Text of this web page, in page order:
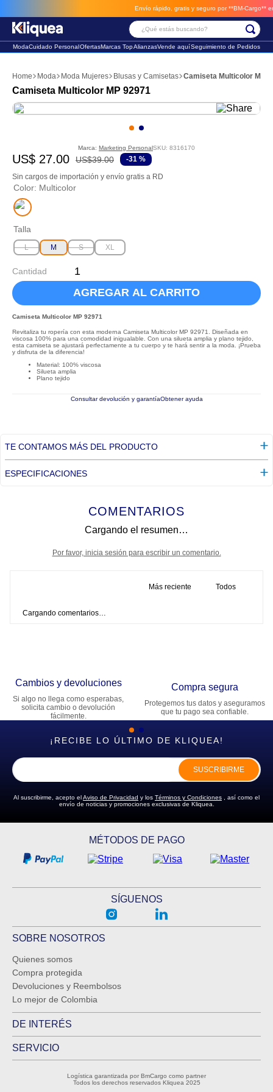
Envío rápido, gratis y seguro por **BM-Cargo**
¿Qué estás buscando?
ModaCuidado PersonalOfertasMarcas TopAlianzasVende aquíSeguimiento de Pedidos
Moda Moda Mujeres Blusas y Camisetas Camiseta Multicolor MP
Camiseta Multicolor MP 92971
Marca: Marketing PersonalSKU: 8316170
US$ 27.00 US$39.00 -31 %
Sin cargos de importación y envío gratis a RD
Color: Multicolor
Talla
L M S XL
Cantidad
AGREGAR AL CARRITO
Camiseta Multicolor MP 92971
Revitaliza tu ropería con esta moderna Camiseta Multicolor MP 92971. Diseñada en
viscosa 100% para una comodidad inigualable. Con una silueta amplia y plano tejido,
esta camiseta se ajustará perfectamente a tu cuerpo y te hará sentir a la moda. ¡Prueba
y disfruta de la diferencia!
Material: 100% viscosa
Silueta amplia
Plano tejido
Consultar devolución y garantíaObtener ayuda
TE CONTAMOS MÁS DEL PRODUCTO
ESPECIFICACIONES
COMENTARIOS
Cargando el resumen…
Por favor, inicia sesión para escribir un comentario.
Más reciente Todos
Cargando comentarios…
Cambios y devoluciones
Si algo no llega como esperabas,
solicita cambio o devolución
fácilmente.
Compra segura
Protegemos tus datos y aseguramos
que tu pago sea confiable.
¡RECIBE LO ÚLTIMO DE KLIQUEA!
SUSCRIBIRME
Al suscribirme, acepto elAviso de Privacidad y los Términos y Condiciones , así como el
envío de noticias y promociones exclusivas de Kliquea.
MÉTODOS DE PAGO
SÍGUENOS
SOBRE NOSOTROS
Quienes somos
Compra protegida
Devoluciones y Reembolsos
Lo mejor de Colombia
DE INTERÉS
SERVICIO
Logística garantizada por BmCargo como partner
Todos los derechos reservados Kliquea 2025
2. sandalia